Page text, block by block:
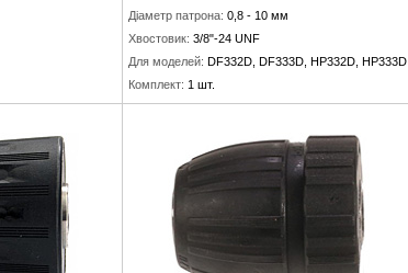
Діаметр патрона: 0,8 - 10 мм
Хвостовик: 3/8"-24 UNF
Для моделей: DF332D, DF333D, HP332D, HP333D
Комплект: 1 шт.